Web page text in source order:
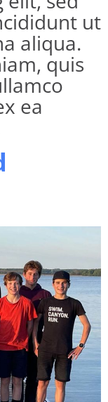
ut
aliqua.
quis
ea